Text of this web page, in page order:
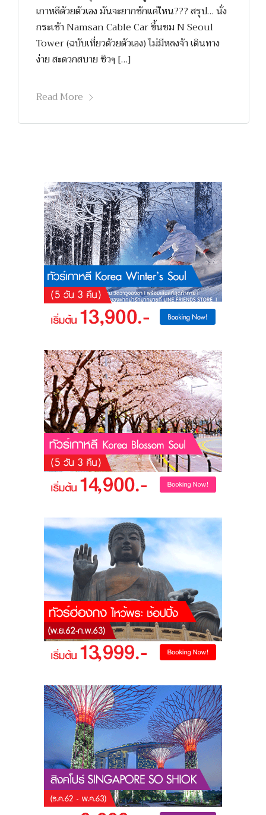
เกาหลีด้วยตัวเอง มันจะยากซักแค่ใหน??? สรุป… นั่ง
กระเช้า Namsan Cable Car ขึ้นชม N Seoul
Tower (ฉบับเที่ยวด้วยตัวเอง) ไม่มีหลงจ้า เดินทาง
ง่าย สะดวกสบาย ชิวๆ […]
Read More